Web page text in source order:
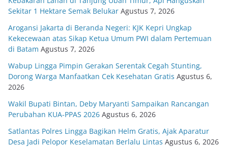
Sekitar 1 Hektare Semak Belukar Agustus 7, 2026
Arogansi Jakarta di Beranda Negeri: KJK Kepri Ungkap
Kekecewaan atas Sikap Ketua Umum PWI dalam Pertemuan
di Batam Agustus 7, 2026
Wabup Lingga Pimpin Gerakan Serentak Cegah Stunting,
Dorong Warga Manfaatkan Cek Kesehatan Gratis Agustus 6,
2026
Wakil Bupati Bintan, Deby Maryanti Sampaikan Rancangan
Perubahan KUA-PPAS 2026 Agustus 6, 2026
Satlantas Polres Lingga Bagikan Helm Gratis, Ajak Aparatur
Desa Jadi Pelopor Keselamatan Berlalu Lintas Agustus 6, 2026